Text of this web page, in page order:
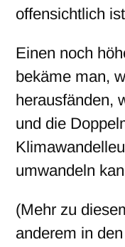
offensichtlich
Einen noch
bekäme man,
herausfänden,
und die
umwandeln
(Mehr zu
anderem in